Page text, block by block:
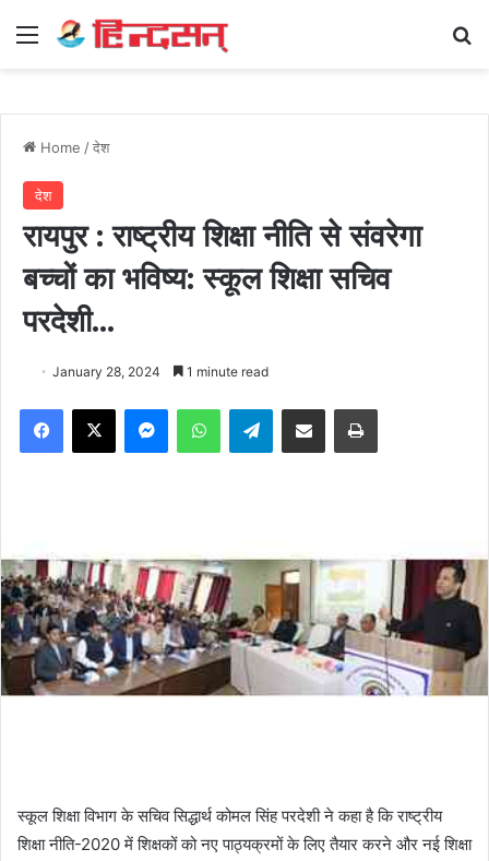
Menu
Home /देश
देश
रायपुर : राष्ट्रीय शिक्षा नीति से संवरेगा
बच्चों का भविष्य: स्कूल शिक्षा सचिव
परदेशी…
January 28, 2024 1 minute read
Facebook
X MessengerWhatsAppTelegramShare via Email Print
स्कूल शिक्षा विभाग के सचिव सिद्धार्थ कोमल सिंह परदेशी ने कहा है कि राष्ट्रीय
शिक्षा नीति-2020 में शिक्षकों को नए पाठ्यक्रमों के लिए तैयार करने और नई शिक्षा